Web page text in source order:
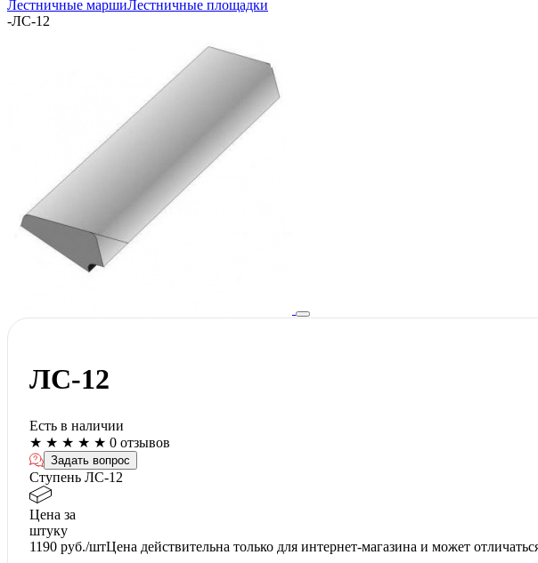
Лестничные маршиЛестничные площадки
-ЛС-12
ЛС-12
Есть в наличии
★ ★ ★ ★ ★ 0 отзывов
Задать вопрос
Ступень ЛС-12
Цена за
штуку
1190 руб./штЦена действительна только для интернет-магазина и может